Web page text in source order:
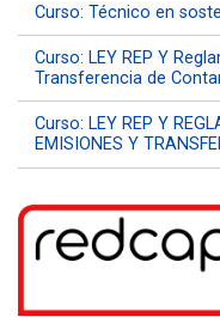
Curso: Técnico en
Curso: LEY REP Y
Transferencia de
Curso: LEY REP Y
EMISIONES Y